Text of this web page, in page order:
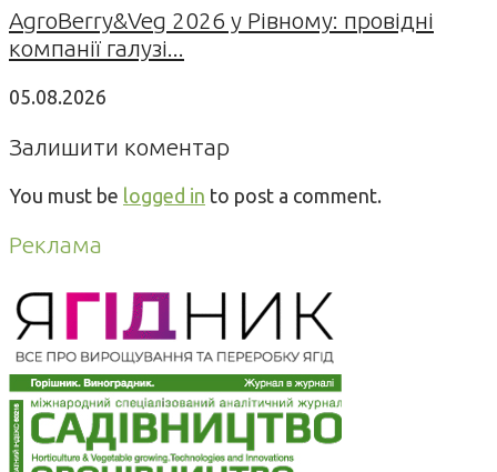
AgroBerry&Veg 2026 у Рівному: провідні
компанії галузі...
05.08.2026
Залишити коментар
You must be logged in to post a comment.
Реклама